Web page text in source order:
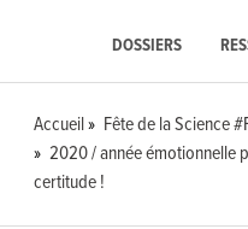
DOSSIERS
Accueil Fête de la Science
2020 / année émotionnelle
certitude !